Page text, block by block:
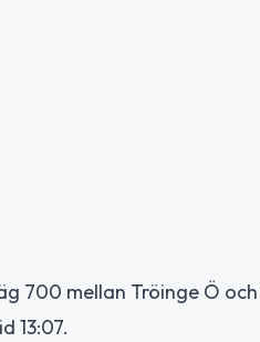
700 mellan Tröinge Ö
13:07.